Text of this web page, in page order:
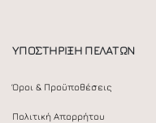
ΥΠΟΣΤΗΡΙΞΗ ΠΕΛΑΤΩΝ
Όροι & Προϋποθέσεις
Πολιτική Απορρήτου